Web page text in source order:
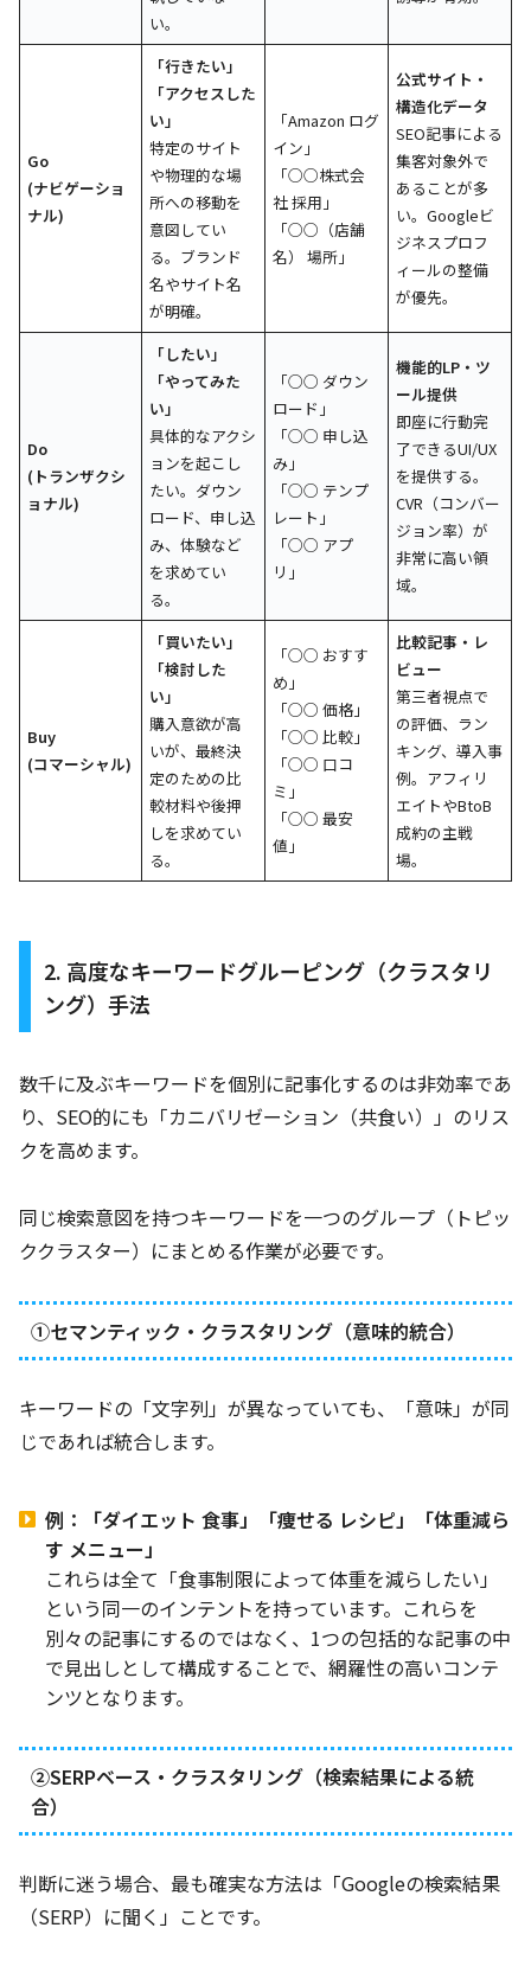
い。
Go
(ナビゲーショ
ナル)
「行きたい」
「アクセスした
い」
特定のサイト
や物理的な場
所への移動を
意図してい
る。ブランド
名やサイト名
が明確。
「Amazon ログ
イン」
「○○株式会
社 採用」
「○○（店舗
名） 場所」
公式サイト・
構造化データ
SEO記事による
集客対象外で
あることが多
い。Googleビ
ジネスプロフ
ィールの整備
が優先。
Do
(トランザクシ
ョナル)
「したい」
「やってみた
い」
具体的なアクシ
ョンを起こし
たい。ダウン
ロード、申し込
み、体験など
を求めてい
る。
「○○ ダウン
ロード」
「○○ 申し込
み」
「○○ テンプ
レート」
「○○ アプ
リ」
機能的LP・ツ
ール提供
即座に行動完
了できるUI/UX
を提供する。
CVR（コンバー
ジョン率）が
非常に高い領
域。
Buy
(コマーシャル)
「買いたい」
「検討した
い」
購入意欲が高
いが、最終決
定のための比
較材料や後押
しを求めてい
る。
「○○ おすす
め」
「○○ 価格」
「○○ 比較」
「○○ 口コ
ミ」
「○○ 最安
値」
比較記事・レ
ビュー
第三者視点で
の評価、ラン
キング、導入事
例。アフィリ
エイトやBtoB
成約の主戦
場。
2. 高度なキーワードグルーピング（クラスタリ
ング）手法
数千に及ぶキーワードを個別に記事化するのは非効率であ
り、SEO的にも「カニバリゼーション（共食い）」のリス
クを高めます。
同じ検索意図を持つキーワードを一つのグループ（トピッ
ククラスター）にまとめる作業が必要です。
①セマンティック・クラスタリング（意味的統合）
キーワードの「文字列」が異なっていても、「意味」が同
じであれば統合します。
例：「ダイエット 食事」「痩せる レシピ」「体重減ら
す メニュー」
これらは全て「食事制限によって体重を減らしたい」
という同一のインテントを持っています。これらを
別々の記事にするのではなく、1つの包括的な記事の中
で見出しとして構成することで、網羅性の高いコンテ
ンツとなります。
②SERPベース・クラスタリング（検索結果による統
合）
判断に迷う場合、最も確実な方法は「Googleの検索結果
（SERP）に聞く」ことです。